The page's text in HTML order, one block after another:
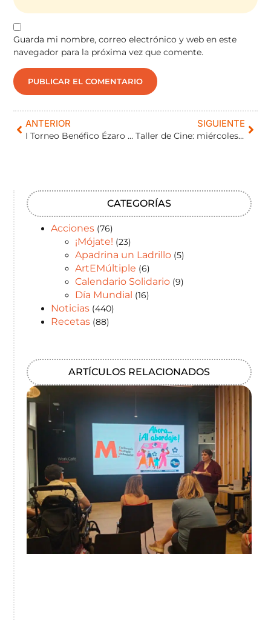
Guarda mi nombre, correo electrónico y web en este
navegador para la próxima vez que comente.
ANTERIOR
I Torneo Benéfico Ézaro Legal: galería de imágenes
SIGUIENTE
Taller de Cine: miércoles de cine con EMValladolid
CATEGORÍAS
Acciones (76)
¡Mójate! (23)
Apadrina un Ladrillo (5)
ArtEMúltiple (6)
Calendario Solidario (9)
Día Mundial (16)
Noticias (440)
Recetas (88)
ARTÍCULOS RELACIONADOS